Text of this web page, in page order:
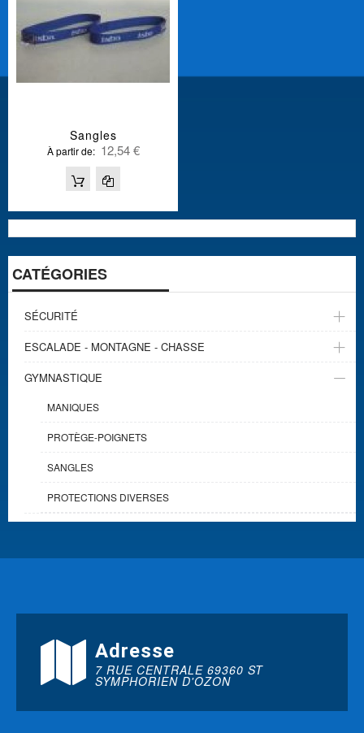
Sangles
À partir de 12,54 €
CATÉGORIES
SÉCURITÉ
ESCALADE - MONTAGNE - CHASSE
GYMNASTIQUE
MANIQUES
PROTÈGE-POIGNETS
SANGLES
PROTECTIONS DIVERSES
Adresse
7 RUE CENTRALE 69360 ST
SYMPHORIEN D'OZON